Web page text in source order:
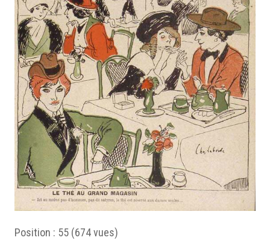
Position : 55 (674vues)